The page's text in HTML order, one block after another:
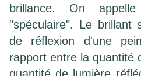
brillance. On
"spéculaire". Le brillant
de réflexion d'une
rapport entre la quantité